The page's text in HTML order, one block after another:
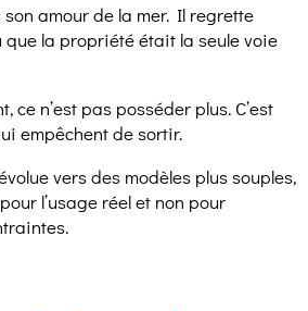
amour de la mer. Il regrette
que la propriété était la seule voie
ce n’est pas posséder plus. C’est
empêchent de sortir.
vers des modèles plus souples,
l’usage réel et non pour